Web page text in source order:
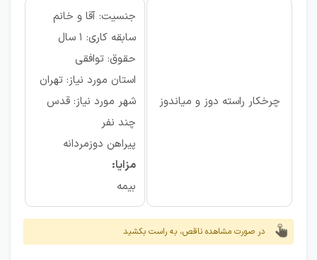
چرخکار راسته دوز و میاندوز
جنسیت: آقا و خانم
سابقه کاری: ۱ سال
حقوق: توافقی
استان مورد نیاز: تهران
شهر مورد نیاز: قدس
چند نفر
پیراهن دوزمردانه
مزایا:
بیمه
در صورت مشاهده ناقص، به راست بکشید